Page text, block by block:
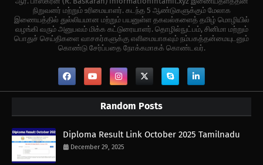
நிறுவனர் மற்றும் உரிமையாளர். கடந்த 5 ஆண்டுகளுக்கும் மேலாக
இணையத்தில் துல்லியமான மற்றும் பயனுள்ள தகவல்களைத் தமிழ் மொழியில்
வழங்கி வரும் அனுபவம் மிக்க கட்டுரையாளர். தொழில்நுட்பம், சினிமா மற்றும்
பொதுச் செய்திகளை வாசகர்களுக்கு எளிமையாகவும் நம்பகத்தன்மையுடனும்
கொண்டு சேர்ப்பதை நோக்கமாகக் கொண்டவர்.
Random Posts
Diploma Result Link October 2025 Tamilnadu
December 29, 2025